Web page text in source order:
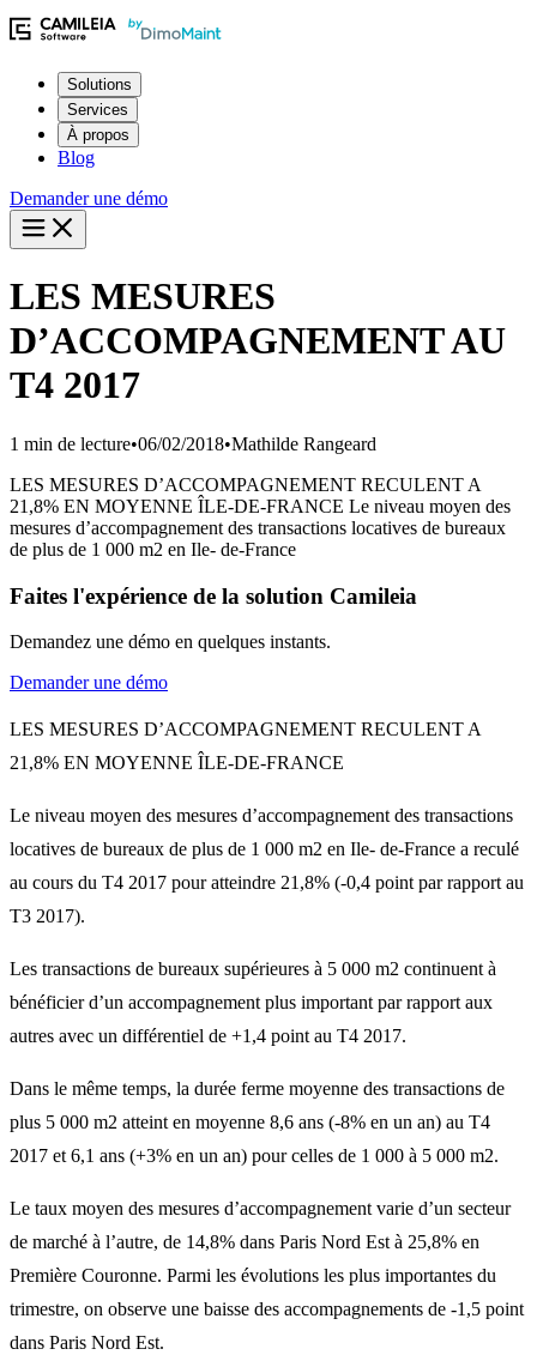
Solutions
Services
À propos
Blog
Demander une démo
LES MESURES
D’ACCOMPAGNEMENT AU
T4 2017
1 min de lecture•06/02/2018•Mathilde Rangeard
LES MESURES D’ACCOMPAGNEMENT RECULENT A
21,8% EN MOYENNE ÎLE-DE-FRANCE Le niveau moyen des
mesures d’accompagnement des transactions locatives de bureaux
de plus de 1 000 m2 en Ile- de-France
Faites l'expérience de la solution Camileia
Demandez une démo en quelques instants.
Demander une démo
LES MESURES D’ACCOMPAGNEMENT RECULENT A
21,8% EN MOYENNE ÎLE-DE-FRANCE
Le niveau moyen des mesures d’accompagnement des transactions
locatives de bureaux de plus de 1 000 m2 en Ile- de-France a reculé
au cours du T4 2017 pour atteindre 21,8% (-0,4 point par rapport au
T3 2017).
Les transactions de bureaux supérieures à 5 000 m2 continuent à
bénéficier d’un accompagnement plus important par rapport aux
autres avec un différentiel de +1,4 point au T4 2017.
Dans le même temps, la durée ferme moyenne des transactions de
plus 5 000 m2 atteint en moyenne 8,6 ans (-8% en un an) au T4
2017 et 6,1 ans (+3% en un an) pour celles de 1 000 à 5 000 m2.
Le taux moyen des mesures d’accompagnement varie d’un secteur
de marché à l’autre, de 14,8% dans Paris Nord Est à 25,8% en
Première Couronne. Parmi les évolutions les plus importantes du
trimestre, on observe une baisse des accompagnements de -1,5 point
dans Paris Nord Est.